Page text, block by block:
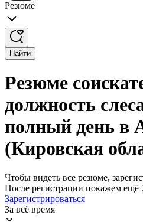
Резюме
Найти
Резюме
должность
полный день в
(Кировская
Чтобы видеть все резюме,
После регистрации покажем ещё
Зарегистрироваться
За всё время